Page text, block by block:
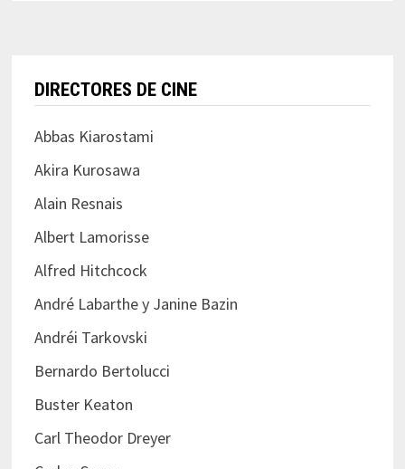
DIRECTORES DE CINE
Abbas Kiarostami
Akira Kurosawa
Alain Resnais
Albert Lamorisse
Alfred Hitchcock
André Labarthe y Janine Bazin
Andréi Tarkovski
Bernardo Bertolucci
Buster Keaton
Carl Theodor Dreyer